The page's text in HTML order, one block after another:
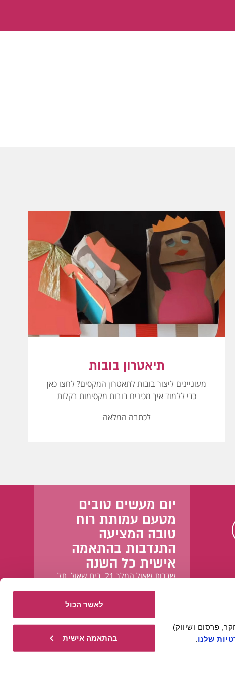
שלנו.
לאשר הכול
בהתאמה אישית
תיאטרון בובות
מעוניינים ליצור בובות לתאטרון המקסים? לחצו כאן
כדי ללמוד איך מכינים בובות מקסימות בקלות
לכתבה המלאה
יום מעשים טובים
מטעם עמותת רוח
טובה המציעה
התנדבות בהתאמה
אישית כל השנה
שדרות שאול המלך 21, בית שאול, תל